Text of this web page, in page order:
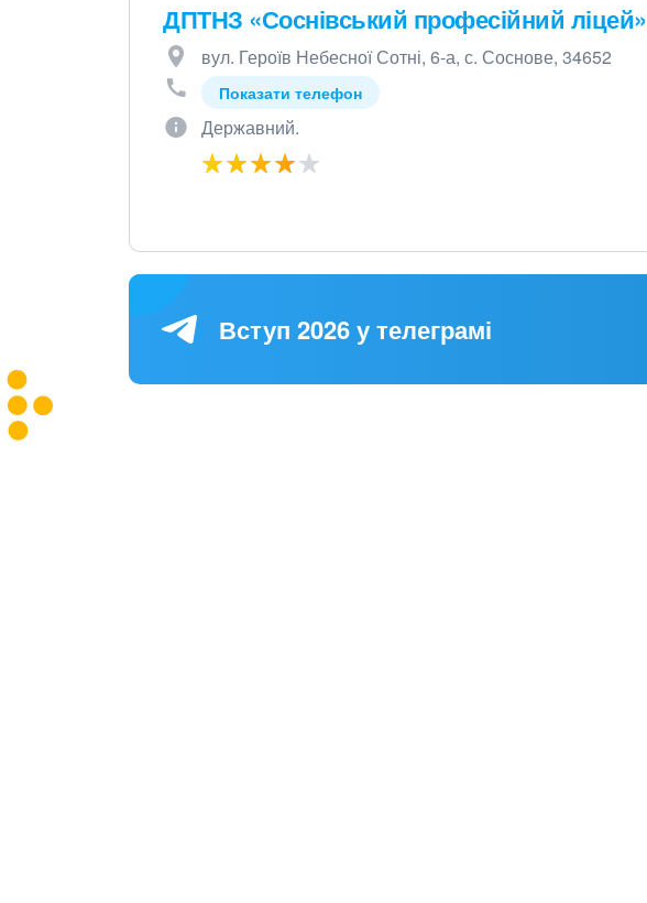
ДПТНЗ «Соснівський професійний ліцей»
вул. Героїв Небесної Сотні, 6-а, с. Соснове, 34652
Показати телефон
Державний.
Вступ 2026 у телеграмі